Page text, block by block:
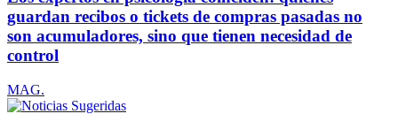
guardan recibos o tickets de compras pasadas no
son acumuladores, sino que tienen necesidad de
control
MAG.